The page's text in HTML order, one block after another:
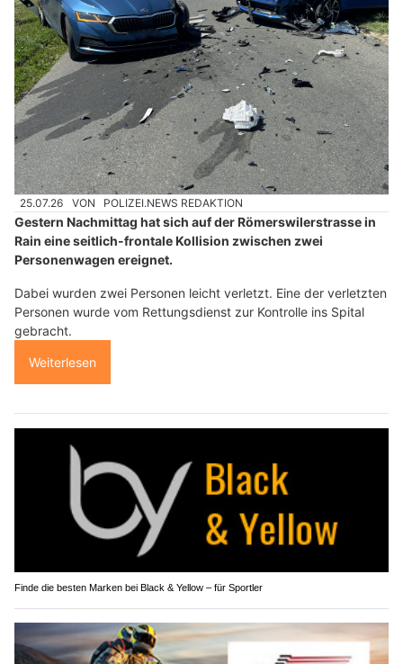
25.07.26 VON POLIZEI.NEWS REDAKTION
Gestern Nachmittag hat sich auf der Römerswilerstrasse in
Rain eine seitlich-frontale Kollision zwischen zwei
Personenwagen ereignet.
Dabei wurden zwei Personen leicht verletzt. Eine der verletzten
Personen wurde vom Rettungsdienst zur Kontrolle ins Spital
gebracht.
Weiterlesen
Finde die besten Marken bei Black & Yellow – für Sportler